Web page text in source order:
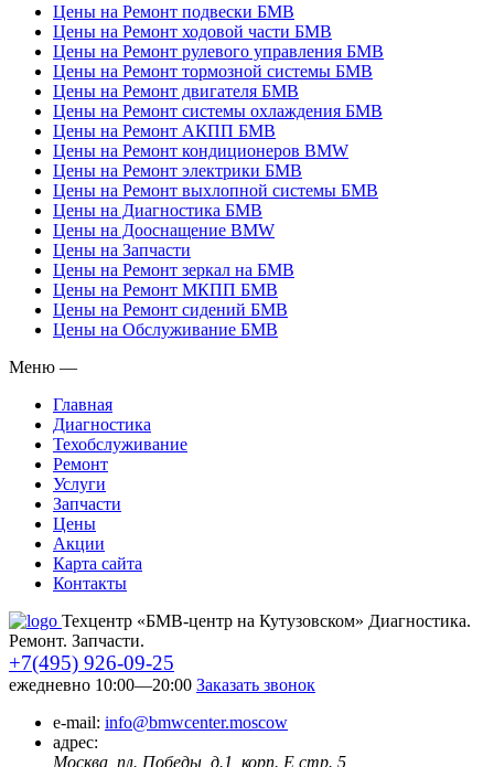
Цены на Ремонт подвески БМВ
Цены на Ремонт ходовой части БМВ
Цены на Ремонт рулевого управления БМВ
Цены на Ремонт тормозной системы БМВ
Цены на Ремонт двигателя БМВ
Цены на Ремонт системы охлаждения БМВ
Цены на Ремонт АКПП БМВ
Цены на Ремонт кондиционеров BMW
Цены на Ремонт электрики БМВ
Цены на Ремонт выхлопной системы БМВ
Цены на Диагностика БМВ
Цены на Дооснащение BMW
Цены на Запчасти
Цены на Ремонт зеркал на БМВ
Цены на Ремонт МКПП БМВ
Цены на Ремонт сидений БМВ
Цены на Обслуживание БМВ
Меню —
Главная
Диагностика
Техобслуживание
Ремонт
Услуги
Запчасти
Цены
Акции
Карта сайта
Контакты
Техцентр «БМВ-центр на Кутузовском» Диагностика.
Ремонт. Запчасти.
+7(495) 926-09-25
ежедневно 10:00—20:00 Заказать звонок
e-mail: info@bmwcenter.moscow
адрес:
Москва, пл. Победы, д.1, корп. E стр. 5